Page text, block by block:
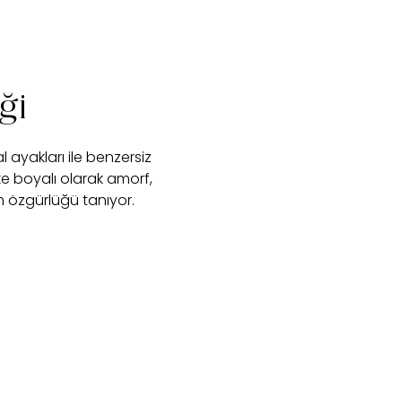
ayakları ile benzersiz
boyalı olarak amorf,
özgürlüğü tanıyor.